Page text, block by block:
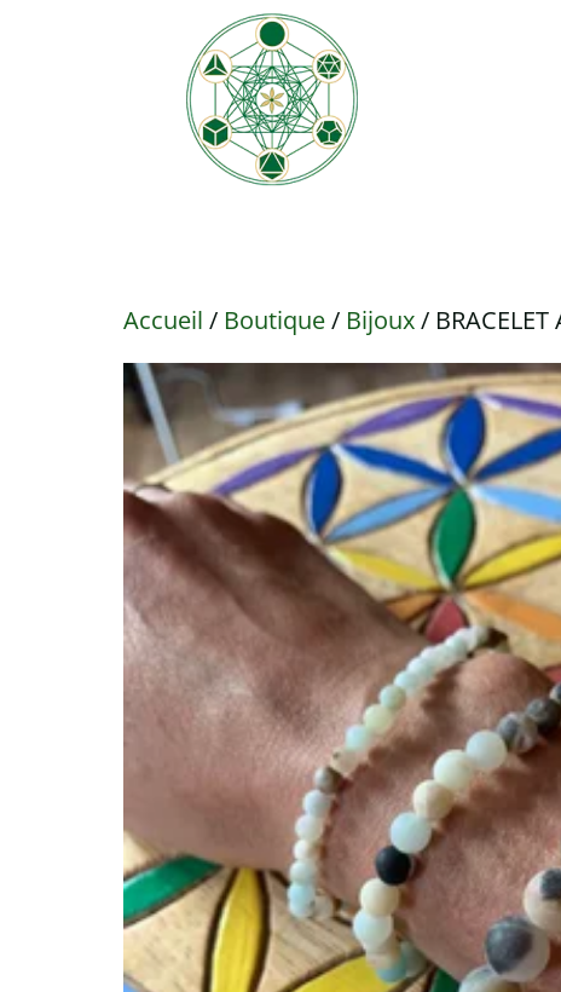
Accueil / Boutique/ Bijoux/